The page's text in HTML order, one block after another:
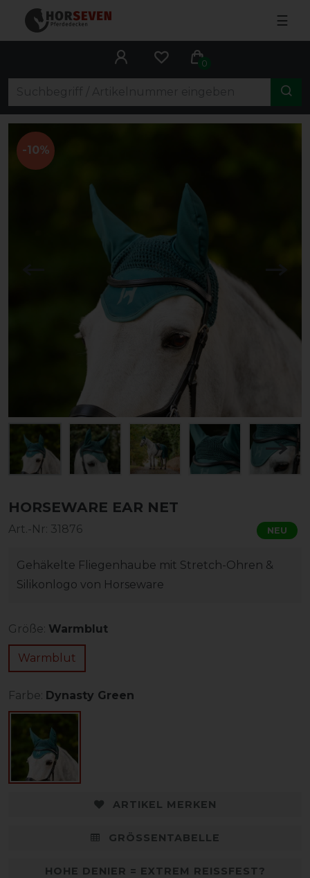
☰
0
-10%
HORSEWARE EAR NET
Art.-Nr: 31876 NEU
Gehäkelte Fliegenhaube mit Stretch-Ohren &
Silikonlogo von Horseware
Größe: Warmblut
Warmblut
Farbe: Dynasty Green
ARTIKEL MERKEN
GRÖSSENTABELLE
HOHE DENIER = EXTREM REISSFEST?